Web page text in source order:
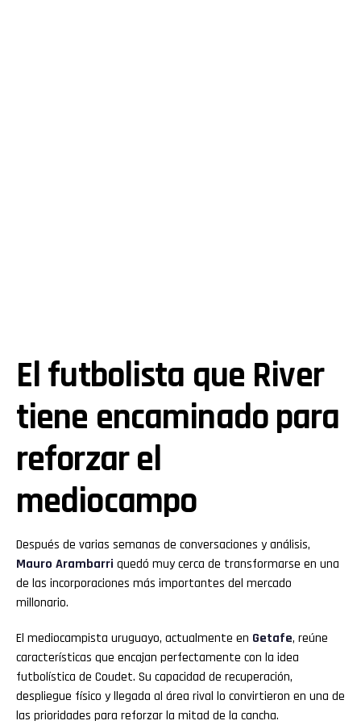
El futbolista que River
tiene encaminado para
reforzar el
mediocampo
Después de varias semanas de conversaciones y análisis,
Mauro Arambarri quedó muy cerca de transformarse en una
de las incorporaciones más importantes del mercado
millonario.
El mediocampista uruguayo, actualmente en Getafe, reúne
características que encajan perfectamente con la idea
futbolística de Coudet. Su capacidad de recuperación,
despliegue físico y llegada al área rival lo convirtieron en una de
las prioridades para reforzar la mitad de la cancha.